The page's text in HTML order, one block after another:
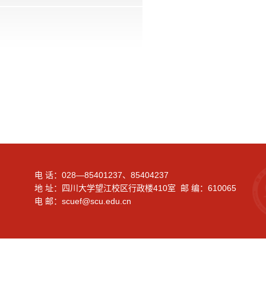
电 话：028—85401237、85404237
地 址：四川大学望江校区行政楼410室 邮 编：610065
电 邮：scuef@scu.edu.cn